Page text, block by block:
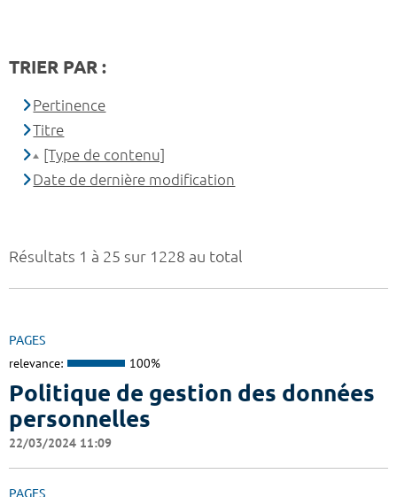
Résultats 1 à 25 sur 1228 au total
PAGES
relevance: 100%
Politique de gestion des données
personnelles
22/03/2024 11:09
PAGES
TRIER PAR :
Pertinence
Titre
[Type de contenu]
Date de dernière modification